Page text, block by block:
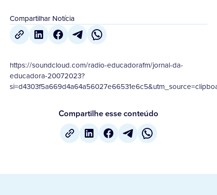
Compartilhar Notícia
https://soundcloud.com/radio-educadorafm/jornal-da-
educadora-20072023?
Compartilhe esse conteúdo